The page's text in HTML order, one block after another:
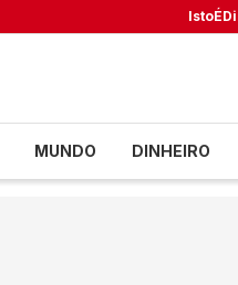
IstoÉ
MUNDO DINHEIRO